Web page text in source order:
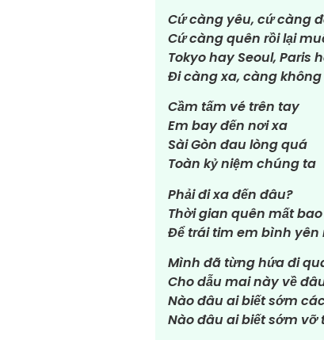
Cứ càng yêu, cứ càng
Cứ càng quên rồi lại
Tokyo hay Seoul, Paris
Đi càng xa, càng
Cầm tấm vé trên tay
Em bay đến nơi xa
Sài Gòn đau lòng quá
Toàn kỷ niệm chúng ta
Phải đi xa đến đâu?
Thời gian quên mất
Để trái tim em bình
Mình đã từng hứa đi
Cho dẫu mai này về
Nào đâu ai biết sớm
Nào đâu ai biết sớm vỡ